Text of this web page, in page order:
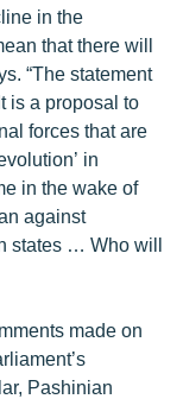
in the
that there will
“The statement
is a proposal to
forces that are
in
in the wake of
against
states … Who will
made on
Pashinian